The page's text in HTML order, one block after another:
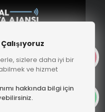
& Yazılım Hizmetleri
Rehberi
sizlere daha iyi bir
ve hizmet
hakkında bilgi için